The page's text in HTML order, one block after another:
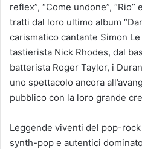
reflex”, “Come undone”,
tratti dal loro ultimo album
carismatico cantante Simon
tastierista Nick Rhodes, dal
batterista Roger Taylor, i
uno spettacolo ancora
pubblico con la loro grande
Leggende viventi del pop-
synth-pop e autentici